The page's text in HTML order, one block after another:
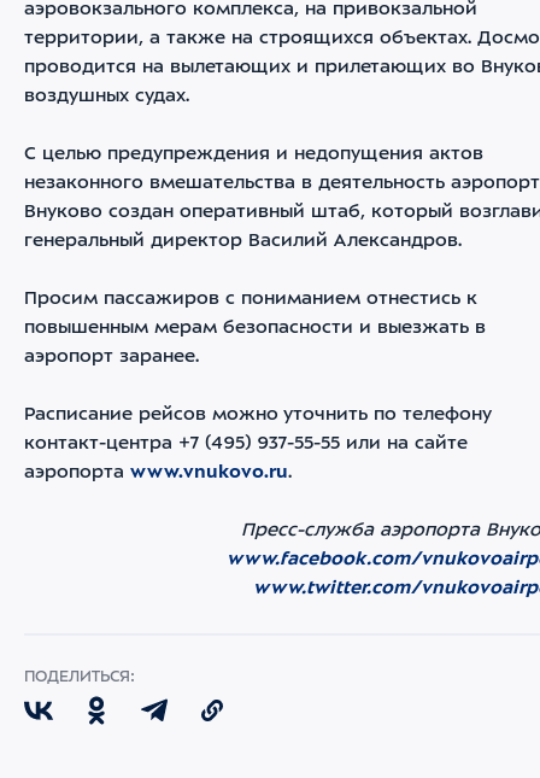
аэровокзального комплекса, на привокзальной
территории, а также на строящихся объектах.
проводится на вылетающих и прилетающих во
воздушных судах.
С целью предупреждения и недопущения актов
незаконного вмешательства в деятельность
Внуково создан оперативный штаб, который
генеральный директор Василий Александров.
Просим пассажиров с пониманием отнестись к
повышенным мерам безопасности и выезжать в
аэропорт заранее.
Расписание рейсов можно уточнить по телефону
контакт-центра +7 (495) 937-55-55 или на сайте
аэропорта www.vnukovo.ru.
Пресс-служба аэропорта
www.facebook.com/
www.twitter.com/
ПОДЕЛИТЬСЯ: